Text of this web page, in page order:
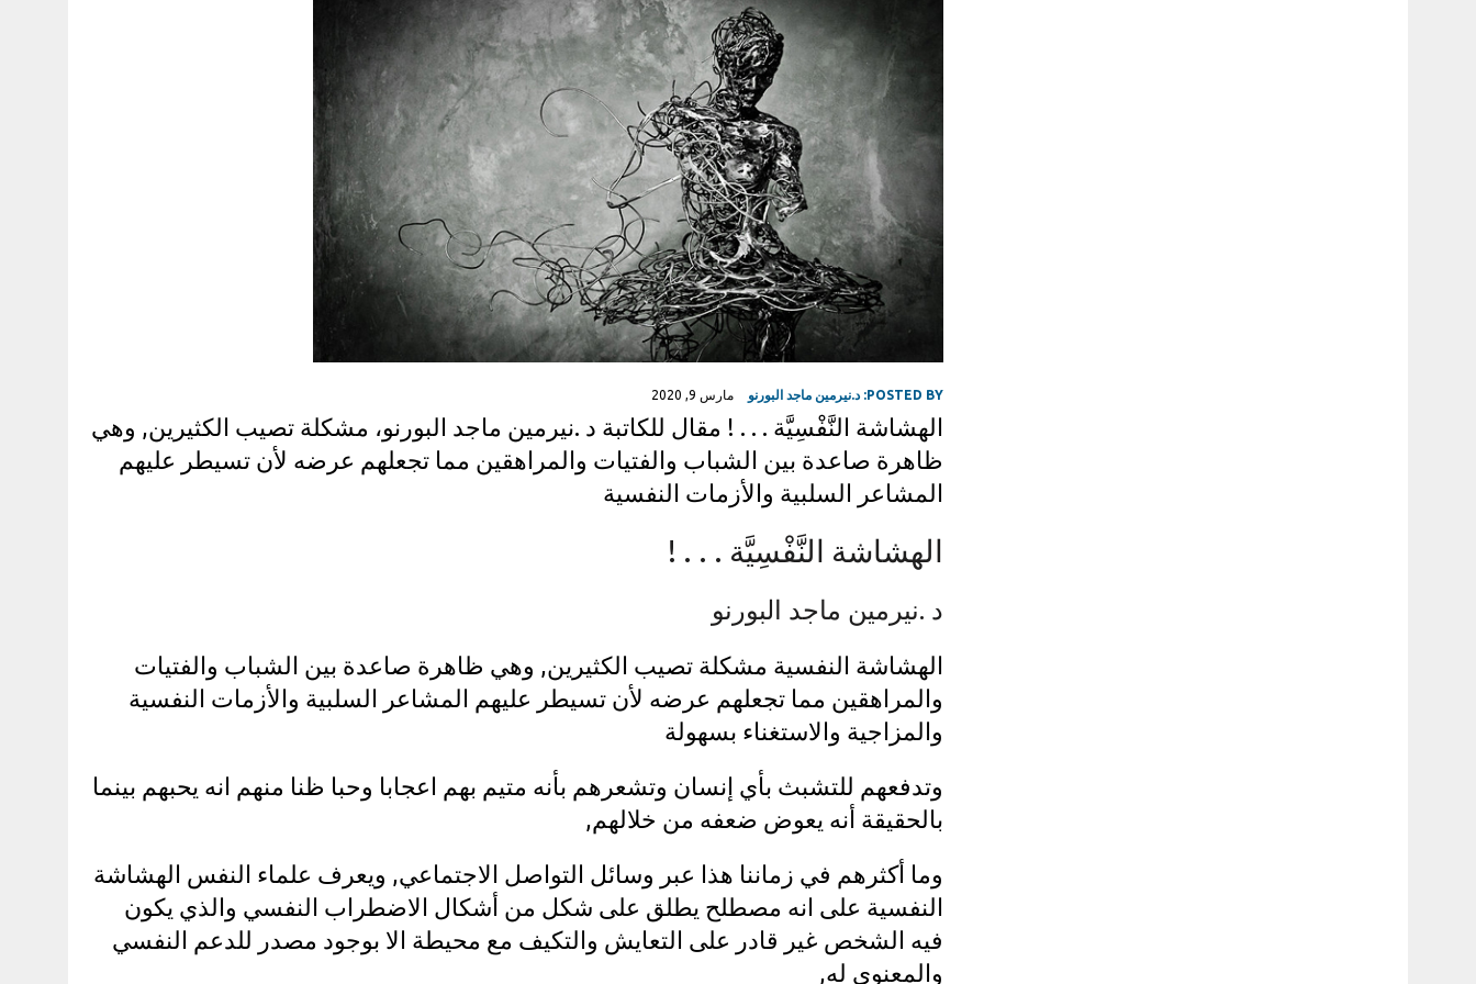
POSTED BY: د.نيرمين ماجد البورنو مارس 9, 2020
الهشاشة النَّفْسِيَّة . . . ! مقال للكاتبة د .نيرمين ماجد البورنو، مشكلة تصيب الكثيرين, وهي
ظاهرة صاعدة بين الشباب والفتيات والمراهقين مما تجعلهم عرضه لأن تسيطر عليهم
المشاعر السلبية والأزمات النفسية
الهشاشة النَّفْسِيَّة . . . !
د .نيرمين ماجد البورنو
الهشاشة النفسية مشكلة تصيب الكثيرين, وهي ظاهرة صاعدة بين الشباب والفتيات
والمراهقين مما تجعلهم عرضه لأن تسيطر عليهم المشاعر السلبية والأزمات النفسية
والمزاجية والاستغناء بسهولة
وتدفعهم للتشبث بأي إنسان وتشعرهم بأنه متيم بهم اعجابا وحبا ظنا منهم انه يحبهم بينما
بالحقيقة أنه يعوض ضعفه من خلالهم,
وما أكثرهم في زماننا هذا عبر وسائل التواصل الاجتماعي, ويعرف علماء النفس الهشاشة
النفسية على انه مصطلح يطلق على شكل من أشكال الاضطراب النفسي والذي يكون
فيه الشخص غير قادر على التعايش والتكيف مع محيطة الا بوجود مصدر للدعم النفسي
والمعنوي له,